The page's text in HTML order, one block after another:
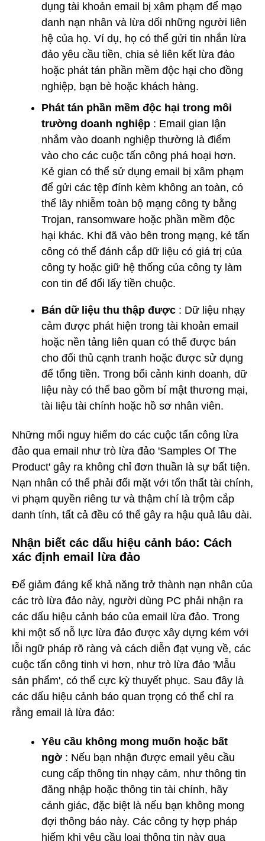
dụng tài khoản email bị xâm phạm để mạo
danh nạn nhân và lừa dối những người liên
hệ của họ. Ví dụ, họ có thể gửi tin nhắn lừa
đảo yêu cầu tiền, chia sẻ liên kết lừa đảo
hoặc phát tán phần mềm độc hại cho đồng
nghiệp, bạn bè hoặc khách hàng.
Phát tán phần mềm độc hại trong môi
trường doanh nghiệp : Email gian lận
nhắm vào doanh nghiệp thường là điểm
vào cho các cuộc tấn công phá hoại hơn.
Kẻ gian có thể sử dụng email bị xâm phạm
để gửi các tệp đính kèm không an toàn, có
thể lây nhiễm toàn bộ mạng công ty bằng
Trojan, ransomware hoặc phần mềm độc
hại khác. Khi đã vào bên trong mạng, kẻ tấn
công có thể đánh cắp dữ liệu có giá trị của
công ty hoặc giữ hệ thống của công ty làm
con tin để đổi lấy tiền chuộc.
Bán dữ liệu thu thập được : Dữ liệu nhạy
cảm được phát hiện trong tài khoản email
hoặc nền tảng liên quan có thể được bán
cho đối thủ cạnh tranh hoặc được sử dụng
để tống tiền. Trong bối cảnh kinh doanh, dữ
liệu này có thể bao gồm bí mật thương mại,
tài liệu tài chính hoặc hồ sơ nhân viên.
Những mối nguy hiểm do các cuộc tấn công lừa
đảo qua email như trò lừa đảo 'Samples Of The
Product' gây ra không chỉ đơn thuần là sự bất tiện.
Nạn nhân có thể phải đối mặt với tổn thất tài chính,
vi phạm quyền riêng tư và thậm chí là trộm cắp
danh tính, tất cả đều có thể gây ra hậu quả lâu dài.
Nhận biết các dấu hiệu cảnh báo: Cách
xác định email lừa đảo
Để giảm đáng kể khả năng trở thành nạn nhân của
các trò lừa đảo này, người dùng PC phải nhận ra
các dấu hiệu cảnh báo của email lừa đảo. Trong
khi một số nỗ lực lừa đảo được xây dựng kém với
lỗi ngữ pháp rõ ràng và cách diễn đạt vụng về, các
cuộc tấn công tinh vi hơn, như trò lừa đảo 'Mẫu
sản phẩm', có thể cực kỳ thuyết phục. Sau đây là
các dấu hiệu cảnh báo quan trọng có thể chỉ ra
rằng email là lừa đảo:
Yêu cầu không mong muốn hoặc bất
ngờ : Nếu bạn nhận được email yêu cầu
cung cấp thông tin nhạy cảm, như thông tin
đăng nhập hoặc thông tin tài chính, hãy
cảnh giác, đặc biệt là nếu bạn không mong
đợi thông báo này. Các công ty hợp pháp
hiếm khi yêu cầu loại thông tin này qua